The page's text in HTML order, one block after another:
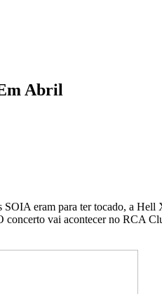
Abril
SOIA eram para ter tocado, a
vai acontecer no RCA